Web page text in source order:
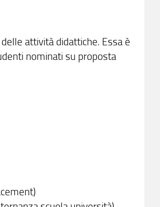
attività didattiche. Essa è
nominati su proposta